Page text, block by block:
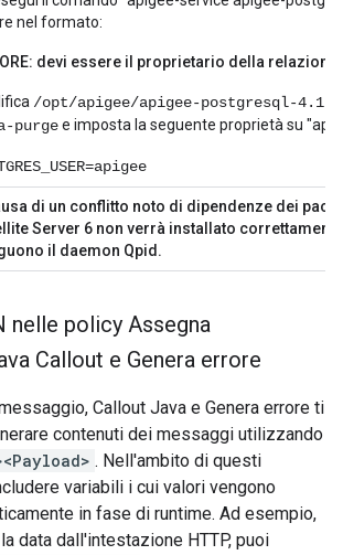
nel formato:
devi essere il proprietario della relazione
/opt/apigee/apigee-postgresql-
purgee imposta la seguente proprietà su
di un conflitto noto di dipendenze dei
Server 6 non verrà installato
il daemon Qpid.
nelle policy Assegna
Callout e Genera errore
Callout Java e Genera errore ti
contenuti dei messaggi utilizzando
. Nell'ambito di questi
variabili i cui valori vengono
in fase di runtime. Ad esempio,
data dall'intestazione HTTP, puoi